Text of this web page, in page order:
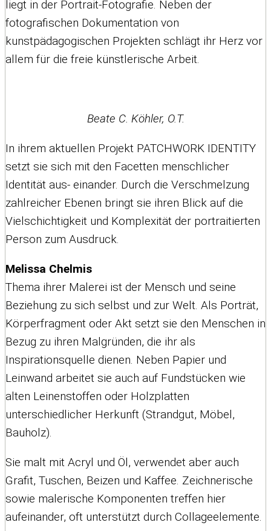
liegt in der Portrait-Fotografie. Neben der
fotografischen Dokumentation von
kunstpädagogischen Projekten schlägt ihr Herz vor
allem für die freie künstlerische Arbeit.
Beate C. Köhler, O.T.
In ihrem aktuellen Projekt PATCHWORK IDENTITY
setzt sie sich mit den Facetten menschlicher
Identität aus- einander. Durch die Verschmelzung
zahlreicher Ebenen bringt sie ihren Blick auf die
Vielschichtigkeit und Komplexität der portraitierten
Person zum Ausdruck.
Melissa Chelmis
Thema ihrer Malerei ist der Mensch und seine
Beziehung zu sich selbst und zur Welt. Als Porträt,
Körperfragment oder Akt setzt sie den Menschen in
Bezug zu ihren Malgründen, die ihr als
Inspirationsquelle dienen. Neben Papier und
Leinwand arbeitet sie auch auf Fundstücken wie
alten Leinenstoffen oder Holzplatten
unterschiedlicher Herkunft (Strandgut, Möbel,
Bauholz).
Sie malt mit Acryl und Öl, verwendet aber auch
Grafit, Tuschen, Beizen und Kaffee. Zeichnerische
sowie malerische Komponenten treffen hier
aufeinander, oft unterstützt durch Collageelemente.